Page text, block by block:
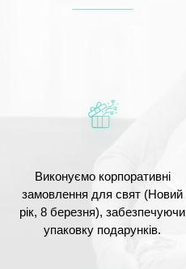
Виконуємо корпоративні
замовлення для свят (Новий
рік, 8 березня), забезпечуючи
упаковку подарунків.